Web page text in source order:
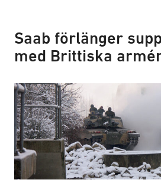
Saab förlänger
med Brittiska